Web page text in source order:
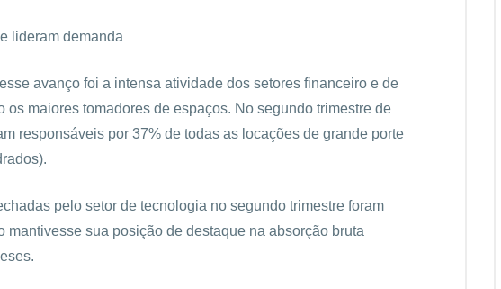
lideram demanda
avanço foi a intensa atividade dos setores financeiro e de
os maiores tomadores de espaços. No segundo trimestre de
responsáveis por 37% de todas as locações de grande porte
pelo setor de tecnologia no segundo trimestre foram
mantivesse sua posição de destaque na absorção bruta